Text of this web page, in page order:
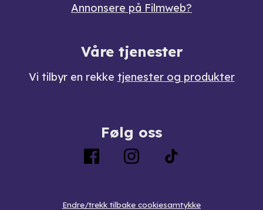
Annonsere på Filmweb?
Våre tjenester
Vi tilbyr en rekke tjenester og produkter
Følg oss
Endre/trekk tilbake cookiesamtykke